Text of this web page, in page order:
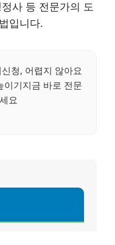
사 등 전문가의 도
입니다.
청, 어렵지 않아요
이기지금 바로 전문
요